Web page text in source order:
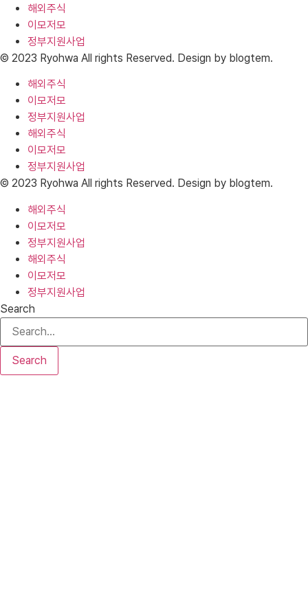
해외주식
이모저모
정부지원사업
© 2023 Ryohwa All rights Reserved. Design by blogtem.
해외주식
이모저모
정부지원사업
해외주식
이모저모
정부지원사업
© 2023 Ryohwa All rights Reserved. Design by blogtem.
해외주식
이모저모
정부지원사업
해외주식
이모저모
정부지원사업
Search
Search